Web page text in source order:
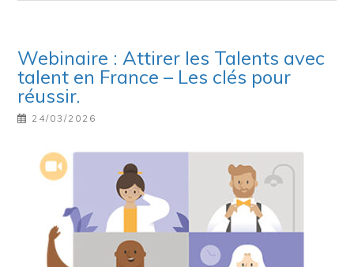
Webinaire : Attirer les Talents avec
talent en France – Les clés pour
réussir.
24/03/2026